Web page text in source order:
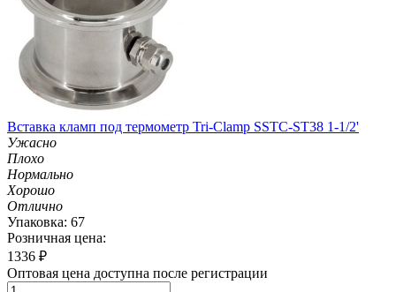
Вставка кламп под термометр Tri-Clamp SSTC-ST38 1-1/2'
Ужасно
Плохо
Нормально
Хорошо
Отлично
Упаковка: 67
Розничная цена:
1336 ₽
Оптовая цена доступна после регистрации